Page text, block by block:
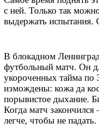
с ней. Только так
выдержать испытания.
В блокадном
футбольный матч. Он
укороченных тайма
измождены: кожа да
порывистое дыхание.
Когда матч
легче, чтобы не падать.